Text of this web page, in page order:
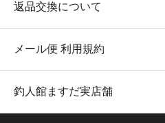
返品交換について
メール便 利用規約
釣人館ますだ実店舗